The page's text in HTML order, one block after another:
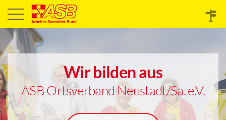
Wir bilden aus
ASB Ortsverband Neustadt/Sa. e.V.